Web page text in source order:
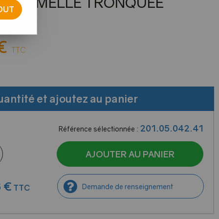
avis
TTC
et ajoutez au panier
Référence sélectionnée : 201.05.042.41
AJOUTER AU PANIER
€ TTC Demande de renseignement